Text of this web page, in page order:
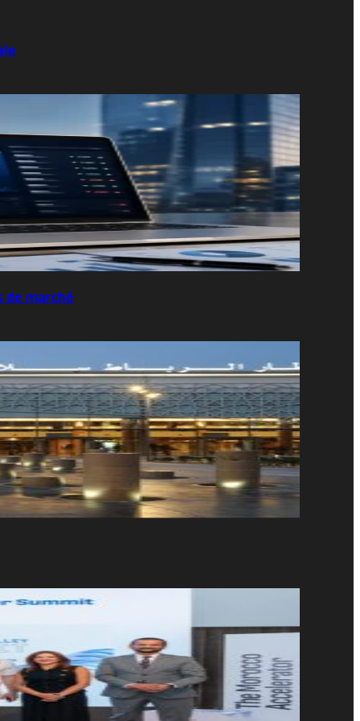
de marché